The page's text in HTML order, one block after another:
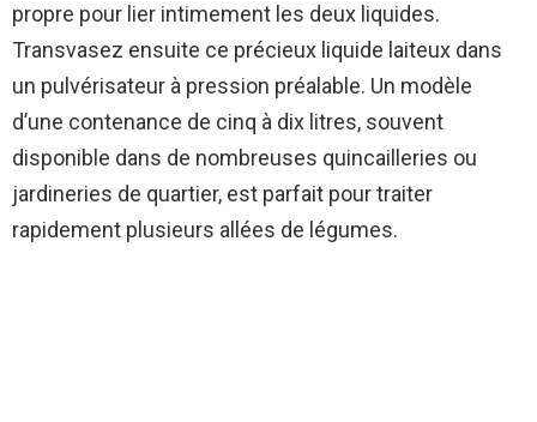
propre pour lier intimement les deux liquides.
Transvasez ensuite ce précieux liquide laiteux dans
un pulvérisateur à pression préalable. Un modèle
d’une contenance de cinq à dix litres, souvent
disponible dans de nombreuses quincailleries ou
jardineries de quartier, est parfait pour traiter
rapidement plusieurs allées de légumes.